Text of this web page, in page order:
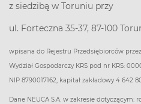
z siedzibą w Toruniu przy
ul. Forteczna 35-37, 87-100
wpisana do Rejestru Przedsiębiorców
Wydział Gospodarczy KRS pod nr KRS:
NIP 8790017162, kapitał zakładowy 4 642
Dane NEUCA S.A. w zakresie dotyczącym: